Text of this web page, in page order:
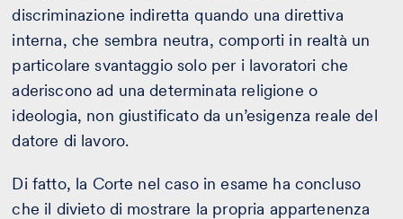
discriminazione indiretta quando una direttiva
interna, che sembra neutra, comporti in realtà un
particolare svantaggio solo per i lavoratori che
aderiscono ad una determinata religione o
ideologia, non giustificato da un’esigenza reale del
datore di lavoro.
Di fatto, la Corte nel caso in esame ha concluso
che il divieto di mostrare la propria appartenenza